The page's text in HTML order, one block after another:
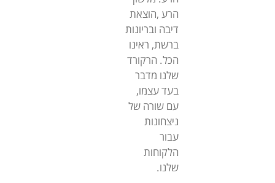
הרע ,הוצאת
דיבה ובריונות
ברשת, ראינו
הכל. הרקורד
שלנו מדבר
בעד עצמו,
עם שורה של
ניצחונות
עבור
הלקוחות
שלנו.